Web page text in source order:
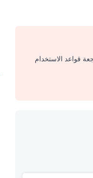
قواعد الاستخدام